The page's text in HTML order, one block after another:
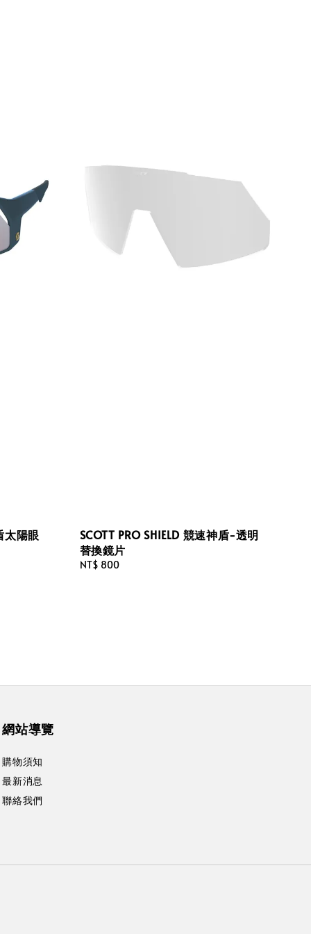
太陽眼
SCOTT PRO SHIELD 競速神盾-透明
替換鏡片
Regular
NT$ 800
網站導覽
購物須知
最新消息
聯絡我們